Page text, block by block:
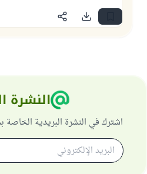
النشرة
اشترك في النشرة البريدية